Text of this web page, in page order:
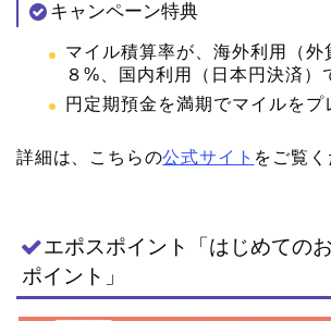
キャンペーン特典
マイル積算率が、海外利用（外
８%、国内利用（日本円決済）
円定期預金を満期でマイルをプ
詳細は、こちらの公式サイト をご覧く
エポスポイント「はじめての
ポイント」